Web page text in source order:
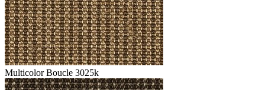
Multicolor Boucle 3025k